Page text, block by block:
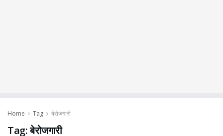
Home Tag बेरोजगारी
Tag:बेरोजगारी